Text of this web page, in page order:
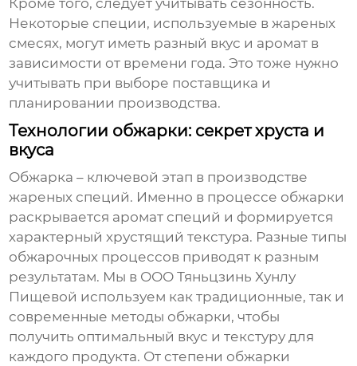
Кроме того, следует учитывать сезонность.
Некоторые специи, используемые в жареных
смесях, могут иметь разный вкус и аромат в
зависимости от времени года. Это тоже нужно
учитывать при выборе поставщика и
планировании производства.
Технологии обжарки: секрет хруста и
вкуса
Обжарка – ключевой этап в производстве
жареных специй. Именно в процессе обжарки
раскрывается аромат специй и формируется
характерный хрустящий текстура. Разные типы
обжарочных процессов приводят к разным
результатам. Мы в ООО Тяньцзинь Хунлу
Пищевой используем как традиционные, так и
современные методы обжарки, чтобы
получить оптимальный вкус и текстуру для
каждого продукта. От степени обжарки